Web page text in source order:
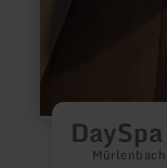
Mürlenbach